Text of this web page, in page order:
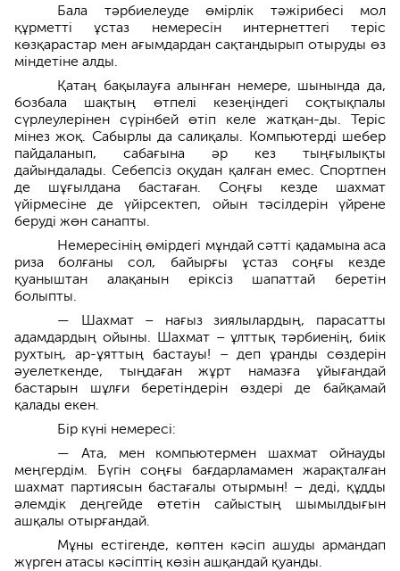
Бала тәрбиелеуде өмірлік тәжірибесі мол
құрметті ұстаз немересін интернеттегі теріс
көзқарастар мен ағымдардан сақтандырып отыруды өз
міндетіне алды.
Қатаң бақылауға алынған немере, шынында да,
бозбала шақтың өтпелі кезеңіндегі соқтықпалы
сүрлеулерінен сүрінбей өтіп келе жатқан-ды. Теріс
мінез жоқ. Сабырлы да салиқалы. Компьютерді шебер
пайдаланып, сабағына әр кез тыңғылықты
дайындалады. Себепсіз оқудан қалған емес. Спортпен
де шұғылдана бастаған. Соңғы кезде шахмат
үйірмесіне де үйірсектеп, ойын тәсілдерін үйрене
беруді жөн санапты.
Немересінің өмірдегі мұндай сәтті қадамына аса
риза болғаны сол, байырғы ұстаз соңғы кезде
қуаныштан алақанын еріксіз шапаттай беретін
болыпты.
— Шахмат – нағыз зиялылардың, парасатты
адамдардың ойыны. Шахмат – ұлттық тәрбиенің, биік
рухтың, ар-ұяттың бастауы! – деп ұранды сөздерін
әуелеткенде, тыңдаған жұрт намазға ұйығандай
бастарын шұлғи беретіндерін өздері де байқамай
қалады екен.
Бір күні немересі:
— Ата, мен компьютермен шахмат ойнауды
меңгердім. Бүгін соңғы бағдарламамен жарақталған
шахмат партиясын бастағалы отырмын! – деді, құдды
әлемдік деңгейде өтетін сайыстың шымылдығын
ашқалы отырғандай.
Мұны естігенде, көптен кәсіп ашуды армандап
жүрген атасы кәсіптің көзін ашқандай қуанды.